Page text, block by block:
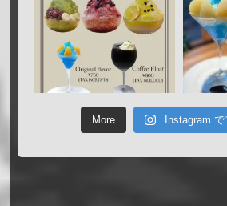
More Instagram